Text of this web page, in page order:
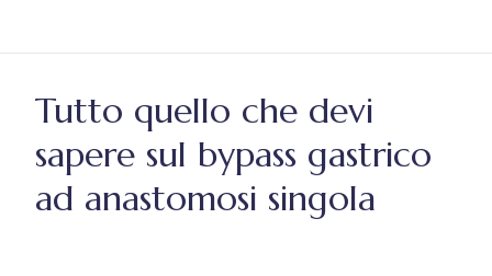
Tutto quello che devi
sapere sul bypass gastrico
ad anastomosi singola